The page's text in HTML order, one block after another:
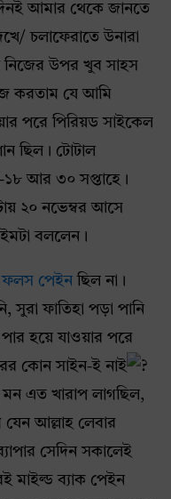
আমার থেকে জানতে
চলাফেরাতে উনারা
উপর খুব সাহস
করতাম যে আমি
পরে পিরিয়ড সাইকেল
ছিল। টোটাল
১৮ আর ৩০ সপ্তাহে।
২০ নভেম্বর আসে
বললেন।
ফলস পেইন ছিল না।
ফাতিহা পড়া পানি
হয়ে যাওয়ার পরে
কোন সাইন-ই নাই
মন এত খারাপ লাগছিল,
আল্লাহ লেবার
সেদিন সকালেই
মাইল্ড ব্যাক পেইন